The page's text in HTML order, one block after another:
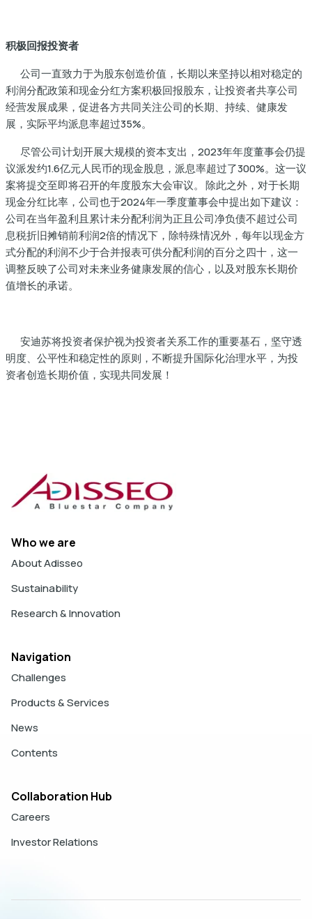
积极回报投资者
公司一直致力于为股东创造价值，长期以来坚持以相对稳定的
利润分配政策和现金分红方案积极回报股东，让投资者共享公司
经营发展成果，促进各方共同关注公司的长期、持续、健康发
展，实际平均派息率超过35%。
尽管公司计划开展大规模的资本支出，2023年年度董事会仍提
议派发约1.6亿元人民币的现金股息，派息率超过了300%。这一议
案将提交至即将召开的年度股东大会审议。 除此之外，对于长期
现金分红比率，公司也于2024年一季度董事会中提出如下建议：
公司在当年盈利且累计未分配利润为正且公司净负债不超过公司
息税折旧摊销前利润2倍的情况下，除特殊情况外，每年以现金方
式分配的利润不少于合并报表可供分配利润的百分之四十，这一
调整反映了公司对未来业务健康发展的信心，以及对股东长期价
值增长的承诺。
安迪苏将投资者保护视为投资者关系工作的重要基石，坚守透
明度、公平性和稳定性的原则，不断提升国际化治理水平，为投
资者创造长期价值，实现共同发展！
Who we are
About Adisseo
Sustainability
Research & Innovation
Navigation
Challenges
Products & Services
News
Contents
Collaboration Hub
Careers
Investor Relations